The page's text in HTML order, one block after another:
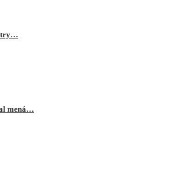
mená…